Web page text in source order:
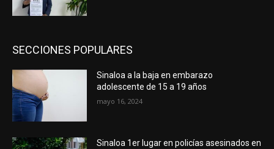
SECCIONES POPULARES
Sinaloa a la baja en embarazo
adolescente de 15 a 19 años
mayo 16, 2024
Sinaloa 1er lugar en policías asesinados en